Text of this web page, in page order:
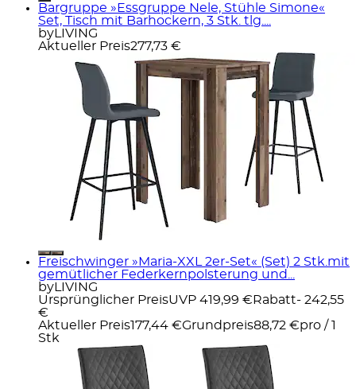
Bargruppe »Essgruppe Nele, Stühle Simone«
Set, Tisch mit Barhockern, 3 Stk. tlg....
byLIVING
Aktueller Preis277,73 €
Freischwinger »Maria-XXL 2er-Set« (Set) 2 Stk.mit
gemütlicher Federkernpolsterung und...
byLIVING
Ursprünglicher PreisUVP 419,99 € Rabatt- 242,55
€
Aktueller Preis177,44 €Grundpreis88,72 €pro / 1
Stk